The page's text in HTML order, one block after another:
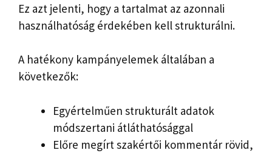
Ez azt jelenti, hogy a tartalmat az azonnali
használhatóság érdekében kell strukturálni.
A hatékony kampányelemek általában a
következők:
Egyértelműen strukturált adatok
módszertani átláthatósággal
Előre megírt szakértői kommentár rövid,